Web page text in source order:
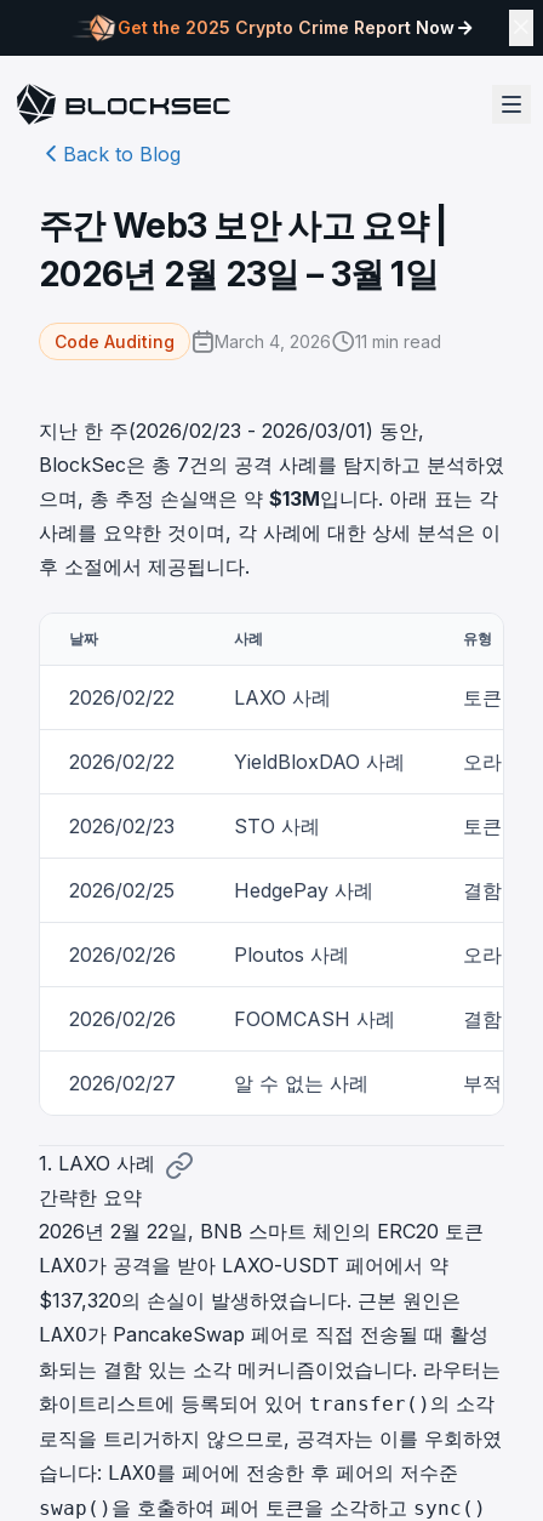
Get the 2025 Crypto Crime Report Now
Back to Blog
주간 Web3 보안 사고 요약 |
2026년 2월 23일 – 3월 1일
Code Auditing March 4, 2026 11 min read
지난 한 주(2026/02/23 - 2026/03/01) 동안,
BlockSec은 총 7건의 공격 사례를 탐지하고 분석하였
으며, 총 추정 손실액은 약 $13M입니다. 아래 표는 각
사례를 요약한 것이며, 각 사례에 대한 상세 분석은 이
후 소절에서 제공됩니다.
날짜 사례 유형
2026/02/22 LAXO 사례 토큰 설
2026/02/22 YieldBloxDAO 사례 오라클
2026/02/23 STO 사례 토큰 설
2026/02/25 HedgePay 사례 결함 있
2026/02/26 Ploutos 사례 오라클
2026/02/26 FOOMCASH 사례 결함 있
2026/02/27 알 수 없는 사례 부적절
1. LAXO 사례
간략한 요약
2026년 2월 22일, BNB 스마트 체인의 ERC20 토큰
LAXO가 공격을 받아 LAXO-USDT 페어에서 약
$137,320의 손실이 발생하였습니다. 근본 원인은
LAXO가 PancakeSwap 페어로 직접 전송될 때 활성
화되는 결함 있는 소각 메커니즘이었습니다. 라우터는
화이트리스트에 등록되어 있어 transfer() 의 소각
로직을 트리거하지 않으므로, 공격자는 이를 우회하였
습니다: LAXO를 페어에 전송한 후 페어의 저수준
swap() 을 호출하여 페어 토큰을 소각하고 sync()